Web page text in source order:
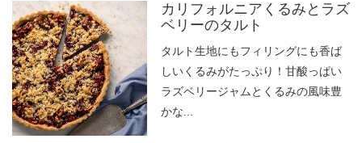
カリフォルニアくるみとラズ
ベリーのタルト
タルト生地にもフィリングにも香ば
しいくるみがたっぷり！甘酸っぱい
ラズベリージャムとくるみの風味豊
かな...